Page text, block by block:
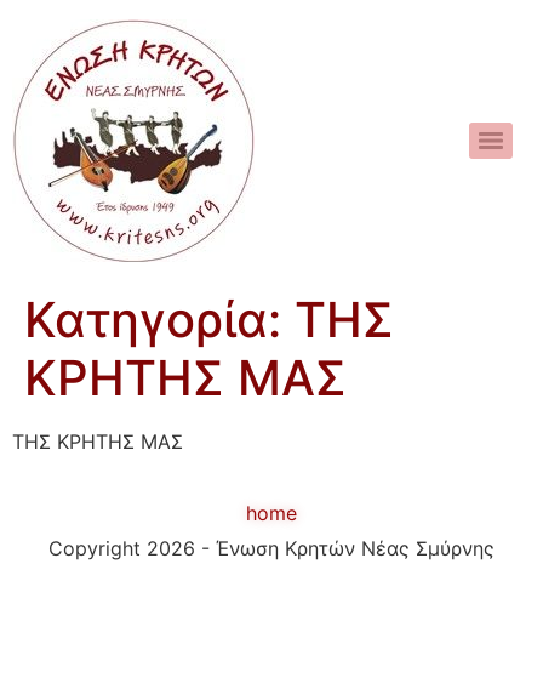
Κατηγορία: ΤΗΣ
ΚΡΗΤΗΣ ΜΑΣ
ΤΗΣ ΚΡΗΤΗΣ ΜΑΣ
home
Copyright 2026 - Ένωση Κρητών Νέας Σμύρνης